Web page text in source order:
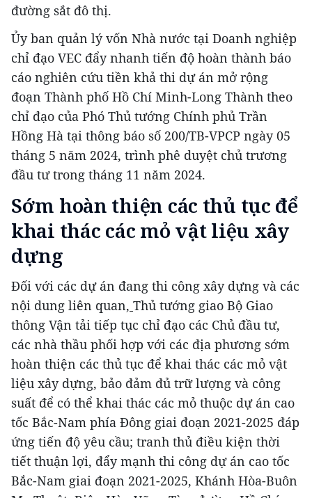
đường sắt đô thị.
Ủy ban quản lý vốn Nhà nước tại Doanh nghiệp
chỉ đạo VEC đẩy nhanh tiến độ hoàn thành báo
cáo nghiên cứu tiền khả thi dự án mở rộng
đoạn Thành phố Hồ Chí Minh-Long Thành theo
chỉ đạo của Phó Thủ tướng Chính phủ Trần
Hồng Hà tại thông báo số 200/TB-VPCP ngày 05
tháng 5 năm 2024, trình phê duyệt chủ trương
đầu tư trong tháng 11 năm 2024.
Sớm hoàn thiện các thủ tục để
khai thác các mỏ vật liệu xây
dựng
Đối với các dự án đang thi công xây dựng và các
nội dung liên quan, Thủ tướng giao Bộ Giao
thông Vận tải tiếp tục chỉ đạo các Chủ đầu tư,
các nhà thầu phối hợp với các địa phương sớm
hoàn thiện các thủ tục để khai thác các mỏ vật
liệu xây dựng, bảo đảm đủ trữ lượng và công
suất để có thể khai thác các mỏ thuộc dự án cao
tốc Bắc-Nam phía Đông giai đoạn 2021-2025 đáp
ứng tiến độ yêu cầu; tranh thủ điều kiện thời
tiết thuận lợi, đẩy mạnh thi công dự án cao tốc
Bắc-Nam giai đoạn 2021-2025, Khánh Hòa-Buôn